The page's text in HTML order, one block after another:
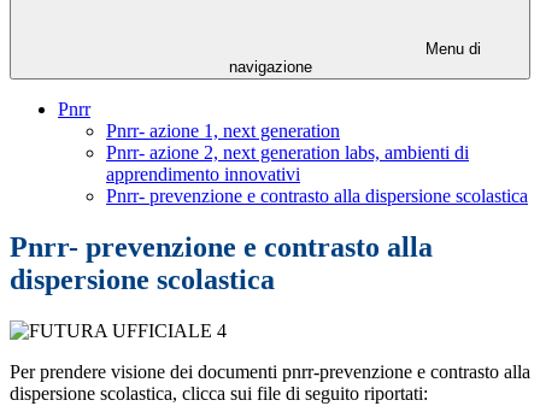
Menu di
navigazione
Pnrr
Pnrr- azione 1, next generation
Pnrr- azione 2, next generation labs, ambienti di
apprendimento innovativi
Pnrr- prevenzione e contrasto alla dispersione scolastica
Pnrr- prevenzione e contrasto alla
dispersione scolastica
Per prendere visione dei documenti pnrr-prevenzione e contrasto alla
dispersione scolastica, clicca sui file di seguito riportati: